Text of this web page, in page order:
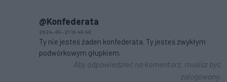
@Konfederata
2024-05-21 16:46:46
Ty nie jesteś żaden konfederata. Ty jesteś zwykłym
podwórkowym głupkiem.
Aby odpowiedzieć na komentarz, musisz być
zalogowany.